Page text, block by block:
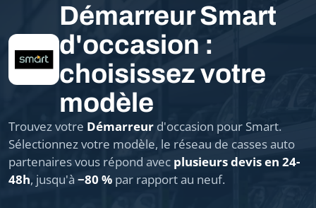
Démarreur Smart
d'occasion :
choisissez votre
modèle
Trouvez votre Démarreur d'occasion pour Smart.
Sélectionnez votre modèle, le réseau de casses auto
partenaires vous répond avec plusieurs devis en 24-
48h, jusqu'à −80 % par rapport au neuf.